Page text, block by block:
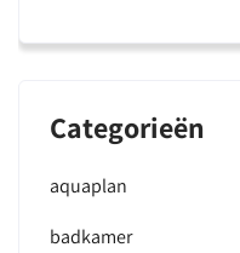
Categorieën
aquaplan
badkamer